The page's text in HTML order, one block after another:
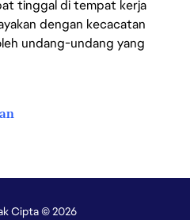
tinggal di tempat kerja
dengan kecacatan
undang-undang yang
Cipta © 2026